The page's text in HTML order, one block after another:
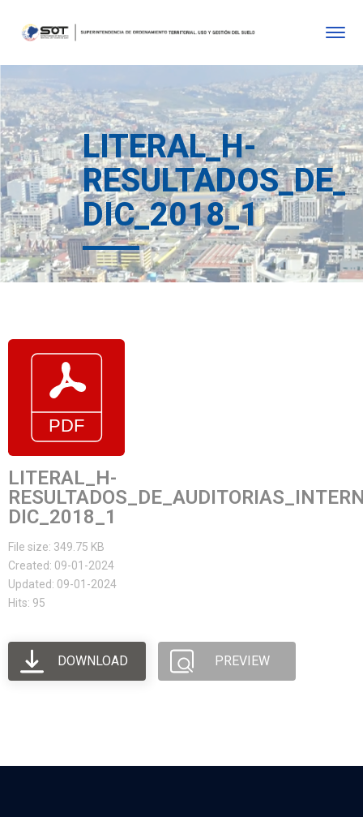
LITERAL_H-
DIC_2018_1
LITERAL_H-
DIC_2018_1
File size: 349.75 KB
Created: 09-01-2024
Updated: 09-01-2024
Hits: 95
DOWNLOAD PREVIEW